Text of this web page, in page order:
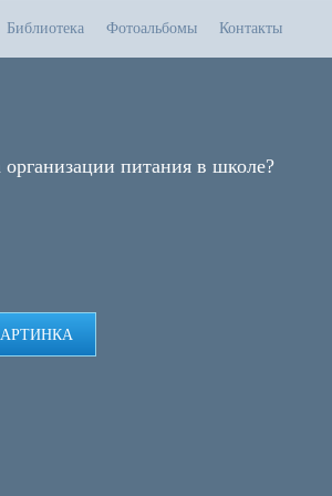
Библиотека Фотоальбомы Контакты
питания в школе?